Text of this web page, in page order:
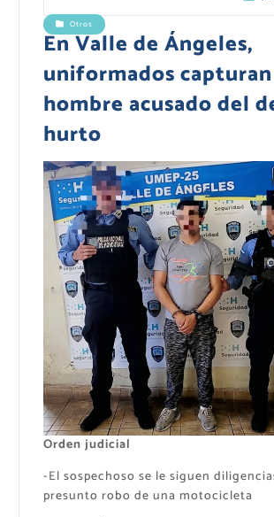
Otros
En Valle de Ángeles,
uniformados
hombre acusado del
hurto
Orden judicial
-El sospechoso se le siguen
presunto robo de una motocicleta